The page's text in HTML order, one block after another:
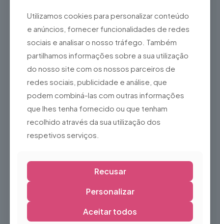
Estrutura resistente e confortável
Patinagem no gelo
Utilização recreativa
Pistas de gelo
Escolas de patinagem
Aluguer de equipamento
Atividades de inverno
Nota:
na lâmina, sem comprometer a sua segurança ou
desempenho. Recomenda-se verificar o ajuste e o estado
das lâminas antes da utilização.
Utilizamos cookies para personalizar conteúdo
e anúncios, fornecer funcionalidades de redes
sociais e analisar o nosso tráfego. Também
partilhamos informações sobre a sua utilização
do nosso site com os nossos parceiros de
redes sociais, publicidade e análise, que
podem combiná-las com outras informações
que lhes tenha fornecido ou que tenham
recolhido através da sua utilização dos
respetivos serviços.
Recusar
Personalizar
Aceitar todos